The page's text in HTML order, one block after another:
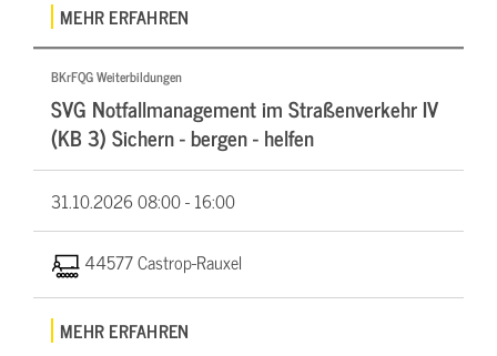
MEHR ERFAHREN
BKrFQG Weiterbildungen
SVG Notfallmanagement im Straßenverkehr IV
(KB 3) Sichern - bergen - helfen
31.10.202608:00 - 16:00
44577 Castrop-Rauxel
MEHR ERFAHREN